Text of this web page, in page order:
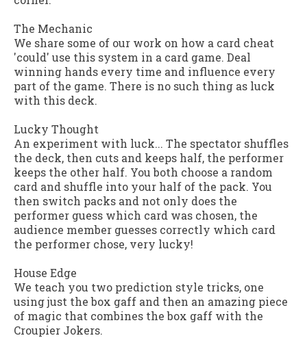
The Mechanic
We share some of our work on how a card cheat
'could' use this system in a card game. Deal
winning hands every time and influence every
part of the game. There is no such thing as luck
with this deck.
Lucky Thought
An experiment with luck... The spectator shuffles
the deck, then cuts and keeps half, the performer
keeps the other half. You both choose a random
card and shuffle into your half of the pack. You
then switch packs and not only does the
performer guess which card was chosen, the
audience member guesses correctly which card
the performer chose, very lucky!
House Edge
We teach you two prediction style tricks, one
using just the box gaff and then an amazing piece
of magic that combines the box gaff with the
Croupier Jokers.